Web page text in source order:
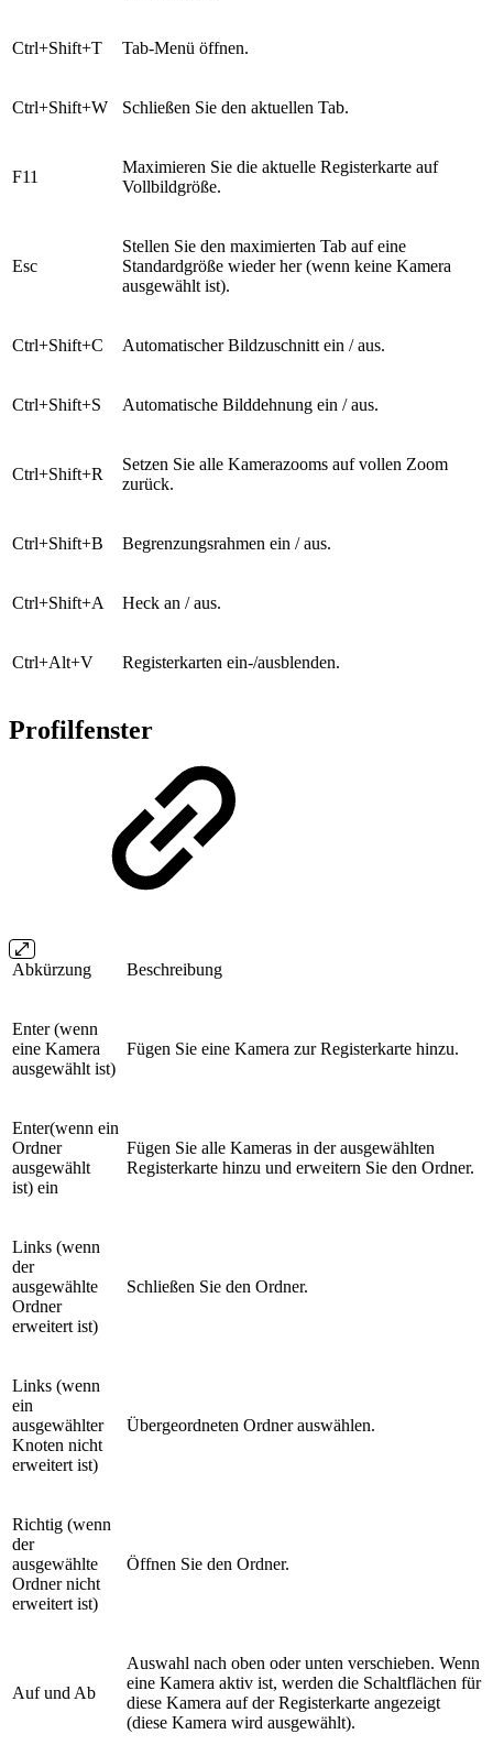
Ctrl+Shift+T Tab-Menü öffnen.
Ctrl+Shift+W Schließen Sie den aktuellen Tab.
F11
Maximieren Sie die aktuelle Registerkarte auf
Vollbildgröße.
Esc
Stellen Sie den maximierten Tab auf eine
Standardgröße wieder her (wenn keine Kamera
ausgewählt ist).
Ctrl+Shift+C Automatischer Bildzuschnitt ein / aus.
Ctrl+Shift+S Automatische Bilddehnung ein / aus.
Ctrl+Shift+R
Setzen Sie alle Kamerazooms auf vollen Zoom
zurück.
Ctrl+Shift+B Begrenzungsrahmen ein / aus.
Ctrl+Shift+A Heck an / aus.
Ctrl+Alt+V Registerkarten ein-/ausblenden.
Profilfenster
Abkürzung Beschreibung
Enter (wenn
eine Kamera
ausgewählt ist)
Fügen Sie eine Kamera zur Registerkarte hinzu.
Enter(wenn ein
Ordner
ausgewählt
ist) ein
Fügen Sie alle Kameras in der ausgewählten
Registerkarte hinzu und erweitern Sie den Ordner.
Links (wenn
der
ausgewählte
Ordner
erweitert ist)
Schließen Sie den Ordner.
Links (wenn
ein
ausgewählter
Knoten nicht
erweitert ist)
Übergeordneten Ordner auswählen.
Richtig (wenn
der
ausgewählte
Ordner nicht
erweitert ist)
Öffnen Sie den Ordner.
Auf und Ab
Auswahl nach oben oder unten verschieben. Wenn
eine Kamera aktiv ist, werden die Schaltflächen für
diese Kamera auf der Registerkarte angezeigt
(diese Kamera wird ausgewählt).